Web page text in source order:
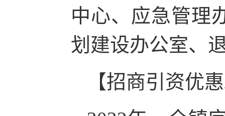
中心、应急管理
划建设办公室、
【招商引资优